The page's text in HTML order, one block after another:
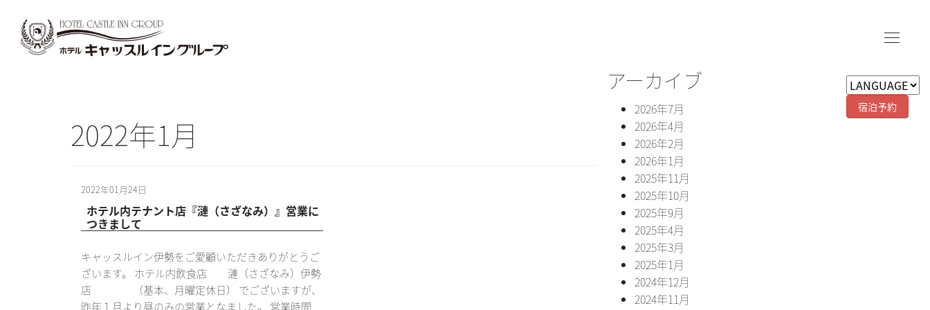
宿泊予約
2022年1月
2022年01月24日
ホテル内テナント店『漣（さざなみ）』営業に
つきまして
キャッスルイン伊勢をご愛顧いただきありがとうご
ざいます。 ホテル内飲食店 漣（さざなみ）伊勢
店 （基本、月曜定休日） でございますが、
昨年１月より昼のみの営業となました。 営業時間
アーカイブ
2026年7月
2026年4月
2026年2月
2026年1月
2025年11月
2025年10月
2025年9月
2025年4月
2025年3月
2025年1月
2024年12月
2024年11月